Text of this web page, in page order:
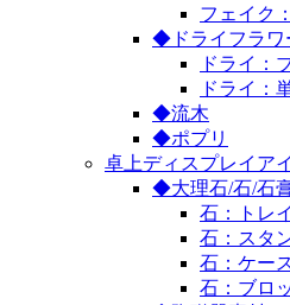
フェイク
◆ドライフラワ
ドライ：
ドライ：
◆流木
◆ポプリ
卓上ディスプレイア
◆大理石/石/石
石：トレ
石：スタ
石：ケー
石：ブロ